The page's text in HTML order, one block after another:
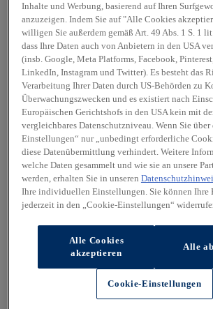
Inhalte und Werbung, basierend auf Ihren
anzuzeigen. Indem Sie auf "Alle Cookies
willigen Sie außerdem gemäß Art. 49 Abs. 1 S. 1
dass Ihre Daten auch von Anbietern in den USA
(insb. Google, Meta Platforms, Facebook,
LinkedIn, Instagram und Twitter). Es besteht das
Verarbeitung Ihrer Daten durch US-Behörden zu
Überwachungszwecken und es existiert nach
Europäischen Gerichtshofs in den USA kein mit
vergleichbares Datenschutzniveau. Wenn Sie
Einstellungen“ nur „unbedingt erforderliche
diese Datenübermittlung verhindert. Weitere
welche Daten gesammelt und wie sie an unsere
werden, erhalten Sie in unseren
Ihre individuellen Einstellungen. Sie können
jederzeit in den „Cookie-Einstellungen“
Alle Cookies
akzeptieren
Alle
Cookie-Einstellungen